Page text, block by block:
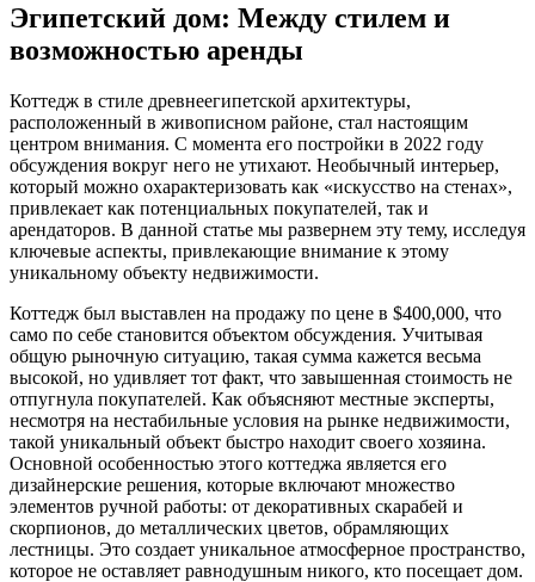
Эгипетский дом: Между стилем и
возможностью аренды
Коттедж в стиле древнеегипетской архитектуры,
расположенный в живописном районе, стал настоящим
центром внимания. С момента его постройки в 2022 году
обсуждения вокруг него не утихают. Необычный интерьер,
который можно охарактеризовать как «искусство на стенах»,
привлекает как потенциальных покупателей, так и
арендаторов. В данной статье мы развернем эту тему, исследуя
ключевые аспекты, привлекающие внимание к этому
уникальному объекту недвижимости.
Коттедж был выставлен на продажу по цене в $400,000, что
само по себе становится объектом обсуждения. Учитывая
общую рыночную ситуацию, такая сумма кажется весьма
высокой, но удивляет тот факт, что завышенная стоимость не
отпугнула покупателей. Как объясняют местные эксперты,
несмотря на нестабильные условия на рынке недвижимости,
такой уникальный объект быстро находит своего хозяина.
Основной особенностью этого коттеджа является его
дизайнерские решения, которые включают множество
элементов ручной работы: от декоративных скарабей и
скорпионов, до металлических цветов, обрамляющих
лестницы. Это создает уникальное атмосферное пространство,
которое не оставляет равнодушным никого, кто посещает дом.